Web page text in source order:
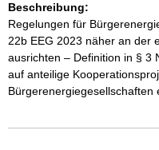
Beschreibung:
Regelungen für
22b EEG 2023 näher an der
ausrichten – Definition in § 3
auf anteilige
Bürgerenergiegesellschaften